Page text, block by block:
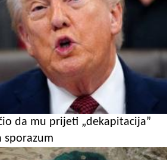
da mu prijeti „dekapitacija”
sporazum